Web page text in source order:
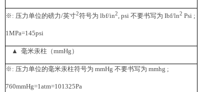
※: 压力单位的磅力/英寸2符号为 lbf/in2, psi 不要书写为 Ibf/ln2 Psi ;
1MPa=145psi
▲ 毫米汞柱（mmHg）
※: 压力单位的毫米汞柱符号为 mmHg 不要书写为 mmhg ;
760mmHg=1atm=101325Pa